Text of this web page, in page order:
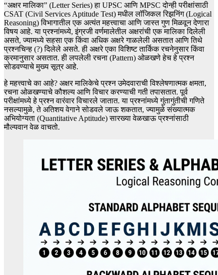
“अक्षर मालिका” (Letter Series) हा UPSC आणि MPSC दोन्ही परीक्षांसाठी
CSAT (Civil Services Aptitude Test) मधील लॉजिकल रिझनिंग (Logical
Reasoning) विभागातील एक अत्यंत महत्त्वाचा आणि जास्त गुण मिळवून देणारा
विषय आहे. या प्रश्नांमध्ये, इंग्रजी वर्णमालेतील अक्षरांची एक मालिका दिलेली
असते, ज्यामध्ये सहसा एक किंवा अधिक अक्षरे गाळलेली असतात आणि तिथे
प्रश्नचिन्ह (?) दिलेले असते. ही अक्षरे एका विशिष्ट तार्किक रचनेनुसार किंवा
क्रमानुसार असतात. ही लपलेली रचना (Pattern) ओळखणे हेच हे प्रश्न
सोडवण्याचे मुख्य सूत्र आहे.
हे महत्त्वाचे का आहे? अक्षर मालिकेचे प्रश्न उमेदवाराची विश्लेषणात्मक क्षमता,
रचना ओळखण्याचे कौशल्य आणि विचार करण्याची गती तपासतात. पूर्व
परीक्षांमध्ये हे प्रश्न वारंवार विचारले जातात. या प्रश्नांमध्ये गुंतागुंतीची गणिते
नसल्यामुळे, ते अतिशय वेगाने सोडवले जाऊ शकतात, ज्यामुळे संख्यात्मक
अभियोग्यता (Quantitative Aptitude) सारख्या वेळखाऊ प्रश्नांसाठी
मौल्यवान वेळ वाचतो.